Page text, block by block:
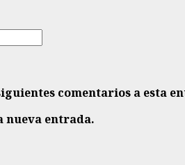
comentarios a esta
nueva entrada.